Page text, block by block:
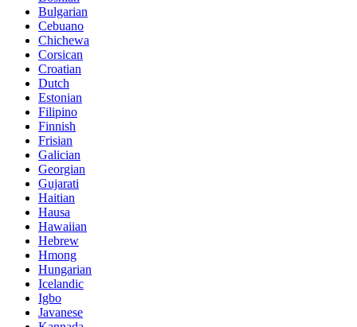
Bulgarian
Cebuano
Chichewa
Corsican
Croatian
Dutch
Estonian
Filipino
Finnish
Frisian
Galician
Georgian
Gujarati
Haitian
Hausa
Hawaiian
Hebrew
Hmong
Hungarian
Icelandic
Igbo
Javanese